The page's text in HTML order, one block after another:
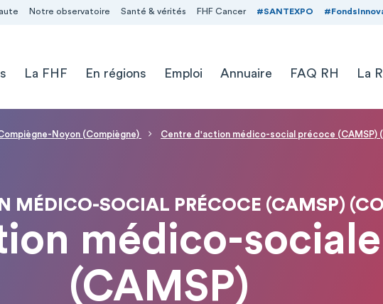
Notre observatoire Santé & vérités FHF Cancer #SANTEXPO
La FHF En régions Emploi Annuaire FAQ RH La
Noyon (Compiègne) Centre d'action médico-social précoce (CAMSP)
MÉDICO-SOCIAL PRÉCOCE (CAMSP)
médico-
(CAMSP)